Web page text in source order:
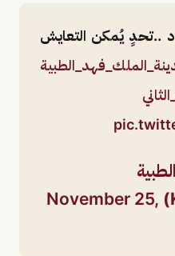
..تحدٍ يُمكن التعايش
November 25,